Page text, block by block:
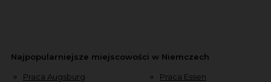
Najpopularniejsze miejscowości w Niemczech
Praca Augsburg
Praca Essen